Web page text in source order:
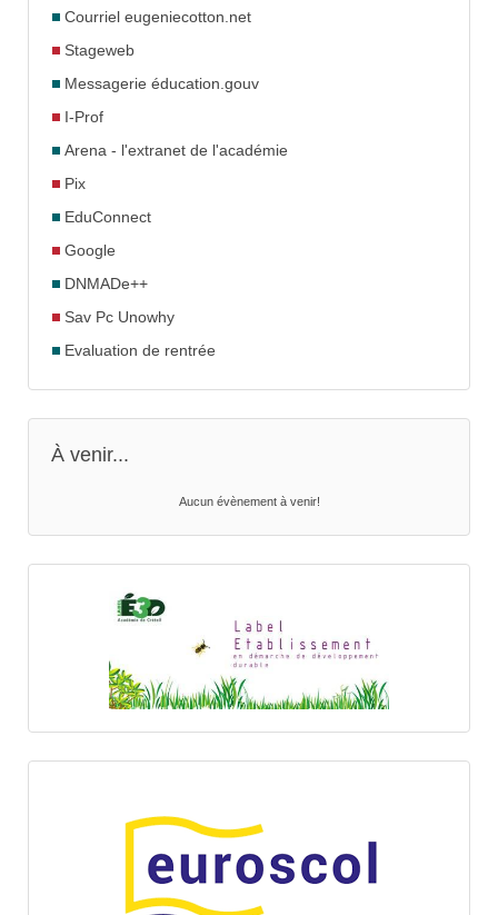
Courriel eugeniecotton.net
Stageweb
Messagerie éducation.gouv
I-Prof
Arena - l'extranet de l'académie
Pix
EduConnect
Google
DNMADe++
Sav Pc Unowhy
Evaluation de rentrée
À venir...
Aucun évènement à venir!